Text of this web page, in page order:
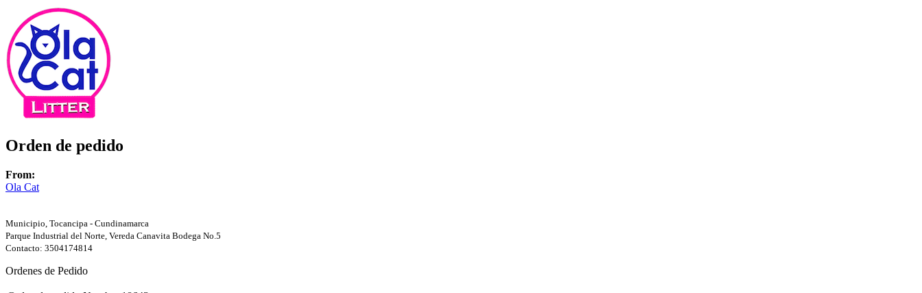
Orden de pedido
From:
Ola Cat
Municipio, Tocancipa - Cundinamarca
Parque Industrial del Norte, Vereda Canavita Bodega No.5
Contacto: 3504174814
Ordenes de Pedido